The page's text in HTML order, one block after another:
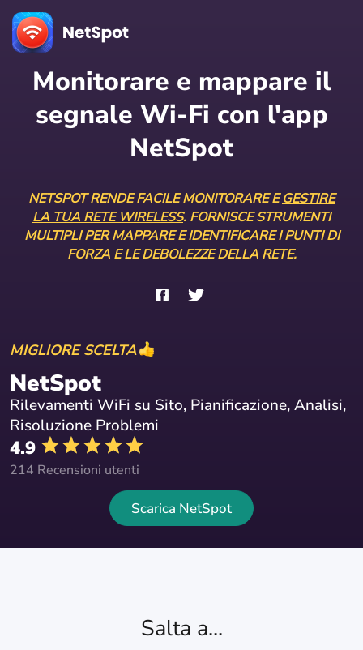
Monitorare e mappare il
segnale Wi-Fi con l'app
NetSpot
NETSPOT RENDE FACILE MONITORARE EGESTIRE
LA TUA RETE WIRELESS. FORNISCE STRUMENTI
MULTIPLI PER MAPPARE E IDENTIFICARE I PUNTI DI
FORZA E LE DEBOLEZZE DELLA RETE.
MIGLIORE SCELTA
NetSpot
Rilevamenti WiFi su Sito, Pianificazione, Analisi,
Risoluzione Problemi
4.9
214 Recensioni utenti
Scarica NetSpot
Salta a...